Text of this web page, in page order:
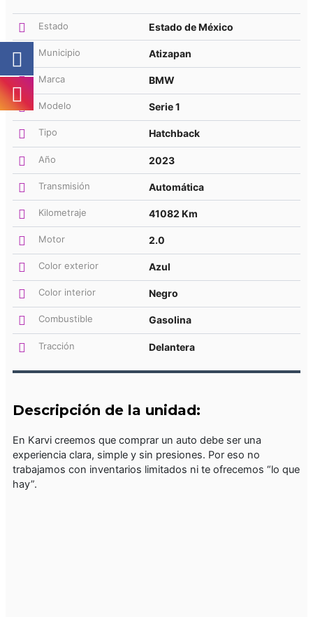
Estado Estado de México
Municipio Atizapan
Marca BMW
Modelo Serie 1
Tipo Hatchback
Año 2023
Transmisión Automática
Kilometraje 41082 Km
Motor 2.0
Color exterior Azul
Color interior Negro
Combustible Gasolina
Tracción Delantera
Descripción de la unidad:
En Karvi creemos que comprar un auto debe ser una
experiencia clara, simple y sin presiones. Por eso no
trabajamos con inventarios limitados ni te ofrecemos “lo que
hay”.